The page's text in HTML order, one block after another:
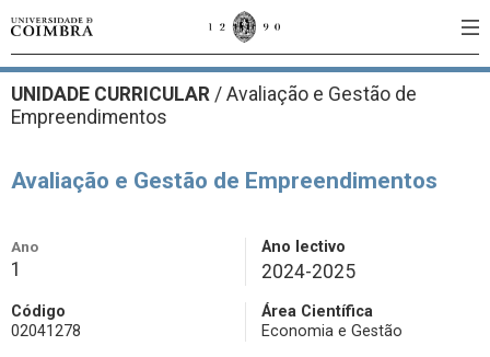
UNIDADE CURRICULAR / Avaliação e Gestão de
Empreendimentos
Avaliação e Gestão de Empreendimentos
Ano
1
Ano lectivo
2024-2025
Código
02041278
Área Científica
Economia e Gestão